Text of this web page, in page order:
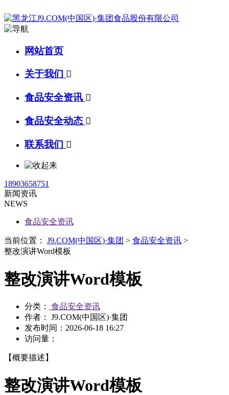
网站首页
关于我们 
食品安全资讯 
食品安全动态 
联系我们 
18903658751
新闻资讯
NEWS
食品安全资讯
当前位置： J9.COM(中国区)·集团 > 食品安全资讯 >
整改演讲Word模板
整改演讲Word模板
分类：
食品安全资讯
作者： J9.COM(中国区)·集团
发布时间： 2026-06-18 16:27
访问量：
【概要描述】
整改演讲Word模板